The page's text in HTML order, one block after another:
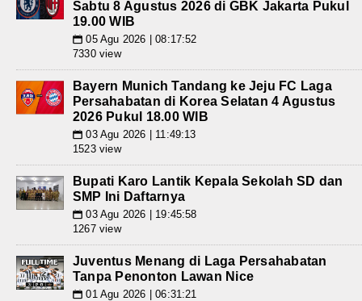
Sabtu 8 Agustus 2026 di GBK Jakarta Pukul
19.00 WIB
📅 05 Agu 2026 | 08:17:52
7330 view
Bayern Munich Tandang ke Jeju FC Laga
Persahabatan di Korea Selatan 4 Agustus
2026 Pukul 18.00 WIB
📅 03 Agu 2026 | 11:49:13
1523 view
Bupati Karo Lantik Kepala Sekolah SD dan
SMP Ini Daftarnya
📅 03 Agu 2026 | 19:45:58
1267 view
Juventus Menang di Laga Persahabatan
Tanpa Penonton Lawan Nice
📅 01 Agu 2026 | 06:31:21